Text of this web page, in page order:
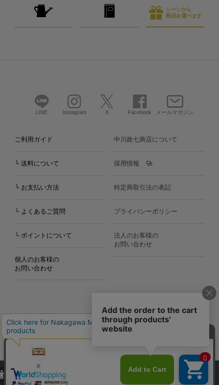
シーンから
商品を選べます
LINE Instagram X Facebook メールマガジン
ご利用ガイド
└ 送料について
└ お支払い方法
└ よくあるご質問
└ ポイントについて
個人のお客様の
お問い合わせ
中川政七商店について
採用情報
特定商取引法の表記
プライバシーポリシー
法人のお客様の
お問い合わせ
Copyright©2000
Nakagawa Masashichi Shoten All Rights Reserved.
当サイトでは、当サイト内における閲覧履歴・属性情報などの取得およ
び利便性向上のためにクッキー（Cookie）を使用いたします。詳細に